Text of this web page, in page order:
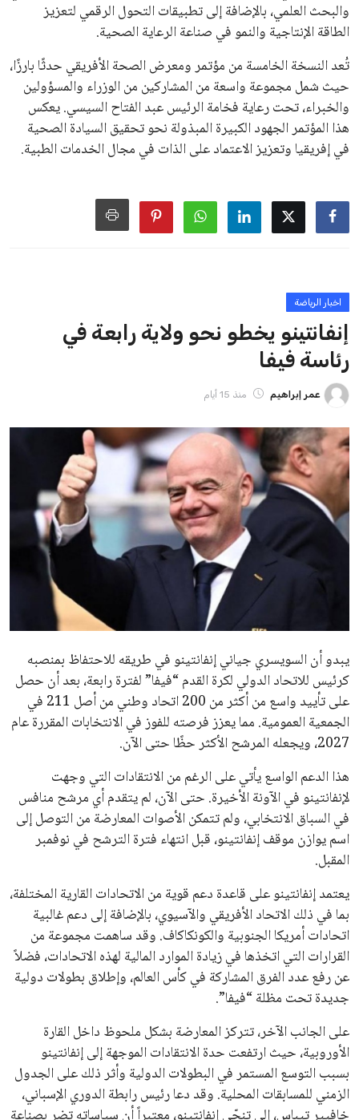
الزمني للمسابقات المحلية. وقد دعا رئيس رابطة الدوري الإسباني،
خافيير تيباس، إلى تنحّي إنفانتينو، معتبراً أن سياساته تضر بصناعة
كرة القدم وتزيد من ضغوط المباريات.
على الرغم من هذه الانتقادات، تشير التوقعات إلى أن إنفانتينو
يمتلك فرصًا كبيرة للفوز بولاية جديدة، خصوصًا في ظل غياب
منافس قوي يتمتع بإجماع داخل الأسرة الكروية الدولية. هذا يعزز
من فرص استمراره في قيادة “فيفا” حتى عام 2031.
ايوا مصر
الاخبار الشائعة
إنفانتينو يخطو نحو ولاية رابعة في رئاسة فيفا
عمر إبراهيم
مستثمر هندي بريطاني يسعى لامتلاك حصة
عمر إبراهيم 22 يوليو 2026
تحقق من قهوتك المغشوشة 7 علامات تدل
على جودتها قبل أول رشفة
خالد فؤاد 18 يوليو 2026
القائمة البريدية
انضم إلى قائمة المشتركين لدينا لتحصل على أحدث الأخبار، التحديثات
والعروض الخاصة مباشرة في صندوق بريدك
اشتراك
جميع الحقوق محفوظة لموقعنا ايوا مصر